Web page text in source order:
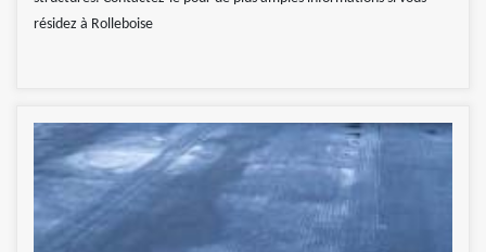
résidez à Rolleboise